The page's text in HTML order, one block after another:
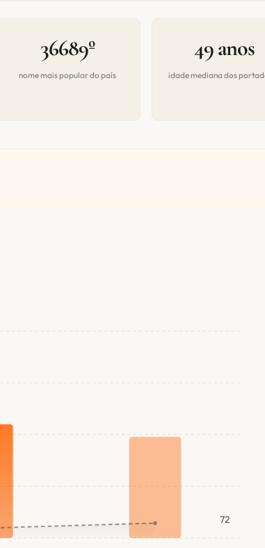
36689º
nome mais popular do país
49 anos
idade mediana dos
72